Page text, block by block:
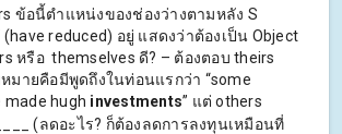
ข้อนี้ตำแหน่งของช่องว่างตามหลัง S
reduced) อยู่ แสดงว่าต้องเป็น Object
หรือ themselves ดี? – ต้องตอบ theirs
มายคือมีพูดถึงในท่อนแรกว่า “some
made hugh investments” แต่ others
(ลดอะไร? ก็ต้องลดการลงทุนเหมือนที่